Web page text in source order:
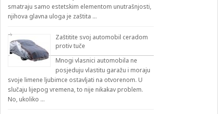
smatraju samo estetskim elementom unutrašnjosti,
njihova glavna uloga je zaštita …
Zaštitite svoj automobil ceradom
protiv tuče
Mnogi vlasnici automobila ne
posjeduju vlastitu garažu i moraju
svoje limene ljubimce ostavljati na otvorenom. U
slučaju lijepog vremena, to nije nikakav problem.
No, ukoliko …